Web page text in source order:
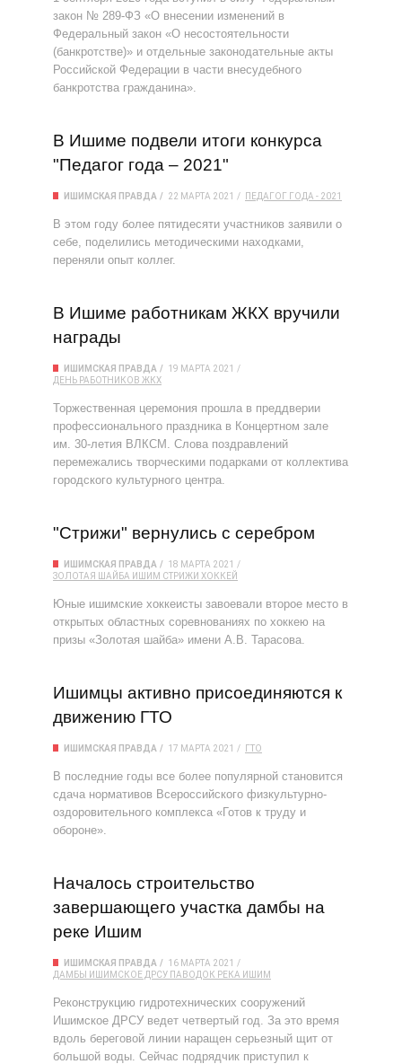
закон № 289-ФЗ «О внесении изменений в
Федеральный закон «О несостоятельности
(банкротстве)» и отдельные законодательные акты
Российской Федерации в части внесудебного
банкротства гражданина».
В Ишиме подвели итоги конкурса
"Педагог года – 2021"
ИШИМСКАЯ ПРАВДА 22 МАРТА 2021 ПЕДАГОГ ГОДА - 2021
В этом году более пятидесяти участников заявили о
себе, поделились методическими находками,
переняли опыт коллег.
В Ишиме работникам ЖКХ вручили
награды
ИШИМСКАЯ ПРАВДА
19 МАРТА 2021
ДЕНЬ РАБОТНИКОВ ЖКХ
Торжественная церемония прошла в преддверии
профессионального праздника в Концертном зале
им. 30-летия ВЛКСМ. Слова поздравлений
перемежались творческими подарками от коллектива
городского культурного центра.
"Стрижи" вернулись с серебром
ИШИМСКАЯ ПРАВДА
18 МАРТА 2021
ЗОЛОТАЯ ШАЙБА ИШИМ СТРИЖИ ХОККЕЙ
Юные ишимские хоккеисты завоевали второе место в
открытых областных соревнованиях по хоккею на
призы «Золотая шайба» имени А.В. Тарасова.
Ишимцы активно присоединяются к
движению ГТО
ИШИМСКАЯ ПРАВДА 17 МАРТА 2021 ГТО
В последние годы все более популярной становится
сдача нормативов Всероссийского физкультурно-
оздоровительного комплекса «Готов к труду и
обороне».
Началось строительство
завершающего участка дамбы на
реке Ишим
ИШИМСКАЯ ПРАВДА
16 МАРТА 2021
ДАМБЫ
ИШИМСКОЕ ДРСУ ПАВОДОК РЕКА ИШИМ
Реконструкцию гидротехнических сооружений
Ишимское ДРСУ ведет четвертый год. За это время
вдоль береговой линии наращен серьезный щит от
большой воды. Сейчас подрядчик приступил к